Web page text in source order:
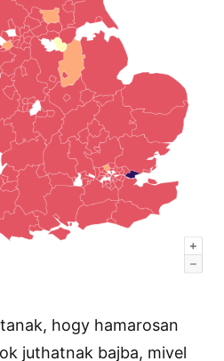
hogy hamarosan
juthatnak bajba, mivel